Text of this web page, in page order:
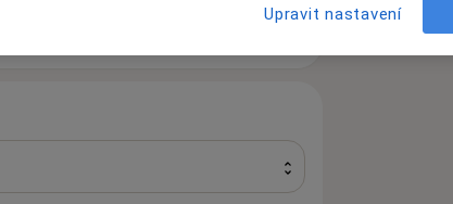
Upravit nastavení